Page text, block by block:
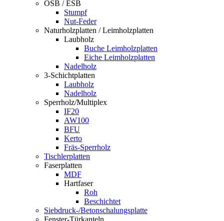
OSB / ESB
Stumpf
Nut-Feder
Naturholzplatten / Leimholzplatten
Laubholz
Buche Leimholzplatten
Eiche Leimholzplatten
Nadelholz
3-Schichtplatten
Laubholz
Nadelholz
Sperrholz/Multiplex
IF20
AW100
BFU
Kerto
Fräs-Sperrholz
Tischlerplatten
Faserplatten
MDF
Hartfaser
Roh
Beschichtet
Siebdruck-/Betonschalungsplatte